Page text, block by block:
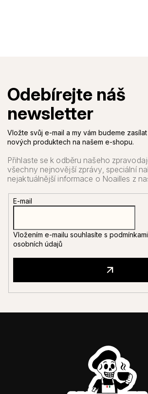
Vložte svůj e-mail a my vám budeme
nových produktech na našem e-shopu.
E-mail
Vložením e-mailu souhlasíte s
osobních údajů